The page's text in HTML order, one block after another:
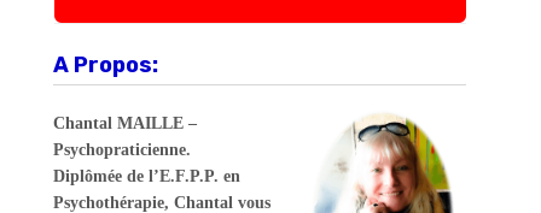
A Propos:
Chantal MAILLE –
Psychopraticienne.
Diplômée de l’E.F.P.P. en
Psychothérapie, Chantal vous